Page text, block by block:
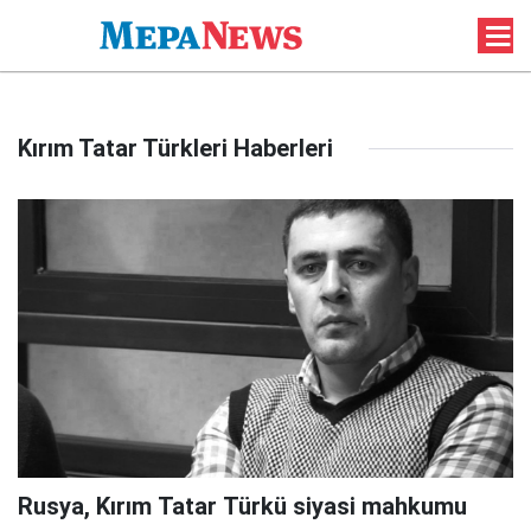
Kırım Tatar Türkleri Haberleri
Rusya, Kırım Tatar Türkü siyasi mahkumu